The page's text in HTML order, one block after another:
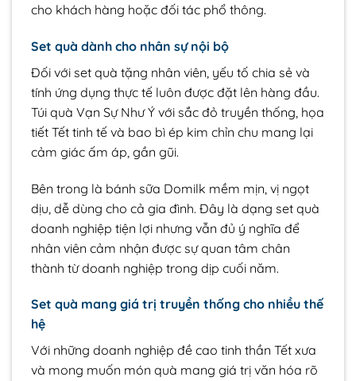
cho khách hàng hoặc đối tác phổ thông.
Set quà dành cho nhân sự nội bộ
Đối với set quà tặng nhân viên, yếu tố chia sẻ và
tính ứng dụng thực tế luôn được đặt lên hàng đầu.
Túi quà Vạn Sự Như Ý với sắc đỏ truyền thống, họa
tiết Tết tinh tế và bao bì ép kim chỉn chu mang lại
cảm giác ấm áp, gần gũi.
Bên trong là bánh sữa Domilk mềm mịn, vị ngọt
dịu, dễ dùng cho cả gia đình. Đây là dạng set quà
doanh nghiệp tiện lợi nhưng vẫn đủ ý nghĩa để
nhân viên cảm nhận được sự quan tâm chân
thành từ doanh nghiệp trong dịp cuối năm.
Set quà mang giá trị truyền thống cho nhiều thế
hệ
Với những doanh nghiệp đề cao tinh thần Tết xưa
và mong muốn món quà mang giá trị văn hóa rõ